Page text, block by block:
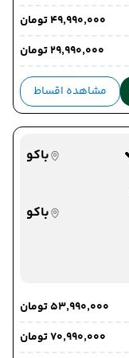
۴۹٬۹۹۰٬۰۰۰ تومان
۲۹٬۹۹۰٬۰۰۰ تومان
مشاهده اقساط
باکو
باکو
۵۳٬۹۹۰٬۰۰۰ تومان
۷۰٬۹۹۰٬۰۰۰ تومان